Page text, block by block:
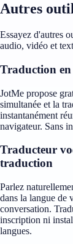
Autres
Essayez d'autres
audio, vidéo et
Traduction en
JotMe propose
simultanée et la
instantanément
navigateur. Sans
Traducteur
traduction
Parlez
dans la langue de
conversation.
inscription ni
langues.